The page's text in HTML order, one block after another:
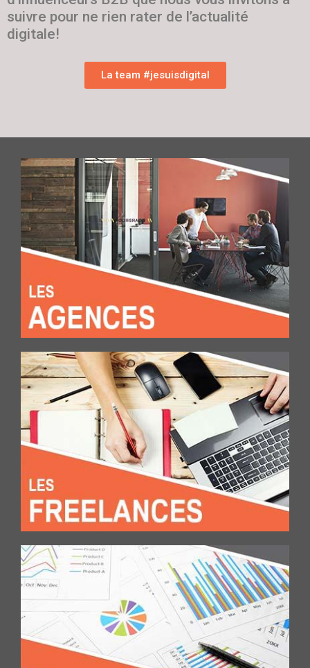
suivre pour ne rien rater de l’actualité
digitale!
La team #jesuisdigital